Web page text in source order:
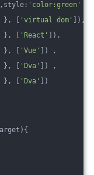
,style: 'color:green'
}, [ 'virtual dom'
]),
}, [ 'React'
]),
}, [ 'Vue'
]) ,
}, [ 'Dva'
]) ,
}, [ 'Dva' ])